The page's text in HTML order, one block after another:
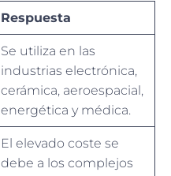
Respuesta
Se utiliza en las
industrias electrónica,
cerámica, aeroespacial,
energética y médica.
El elevado coste se
debe a los complejos